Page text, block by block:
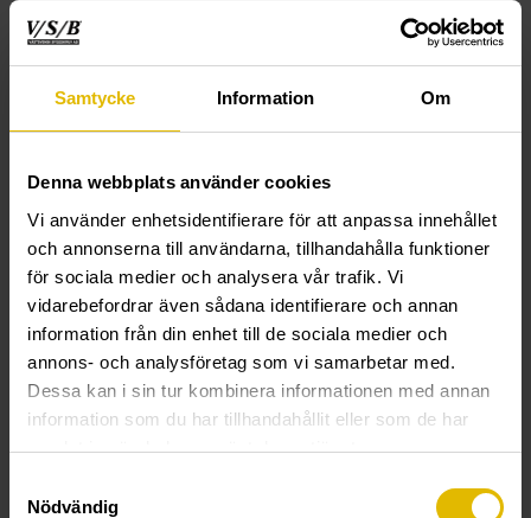
Samtycke Information Om
Denna webbplats använder cookies
Vi använder enhetsidentifierare för att anpassa innehållet
och annonserna till användarna, tillhandahålla funktioner
för sociala medier och analysera vår trafik. Vi
vidarebefordrar även sådana identifierare och annan
information från din enhet till de sociala medier och
annons- och analysföretag som vi samarbetar med.
Dessa kan i sin tur kombinera informationen med annan
information som du har tillhandahållit eller som de har
samlat in när du har använt deras tjänster.
Nödvändig
Instruktionsfilm:
Monteringsanvisning
Betongskruv
TEKNISK INFORMATION